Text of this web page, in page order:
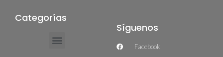
Categorías
Síguenos
Facebook